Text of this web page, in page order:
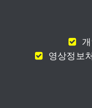
영상정보